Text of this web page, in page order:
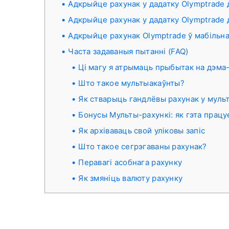
Адкрыйце рахунак у дадатку Olymptrade
Адкрыйце рахунак у дадатку Olymptrade
Адкрыйце рахунак Olymptrade ў
Часта задаваныя пытанні (FAQ)
Ці магу я атрымаць прыбытак на
Што такое мультыакаўнты?
Як стварыць гандлёвы рахунак у
Бонусы Мульты-рахункі: як гэта
Як архіваваць свой уліковы запіс
Што такое сегрэгаваны рахунак?
Перавагі асобнага рахунку
Як змяніць валюту рахунку